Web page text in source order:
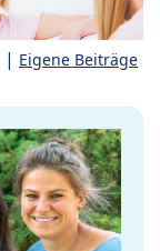
| Eigene Beiträge